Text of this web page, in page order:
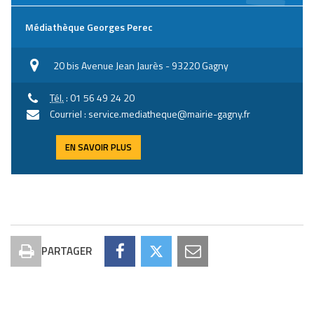
Médiathèque Georges Perec
20 bis Avenue Jean Jaurès - 93220 Gagny
Tél.: 01 56 49 24 20
Courriel : service.mediatheque@mairie-gagny.fr
EN SAVOIR PLUS
Imprimer
PARTAGER
PartagerPartagerPartager